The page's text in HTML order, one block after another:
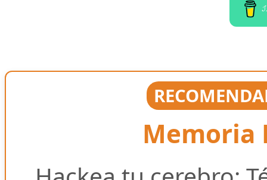
Memoria